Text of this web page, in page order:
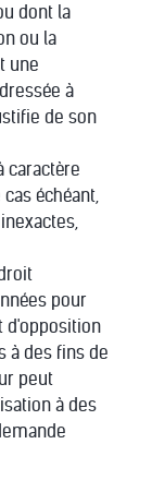
dont la
ou la
une
à
de son
caractère
échéant,
pour
d'opposition
à des fins de
peut
à des